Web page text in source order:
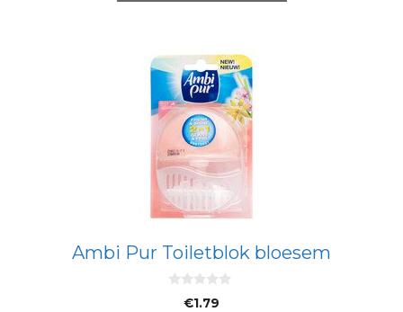
Ambi Pur Toiletblok bloesem
€1.79